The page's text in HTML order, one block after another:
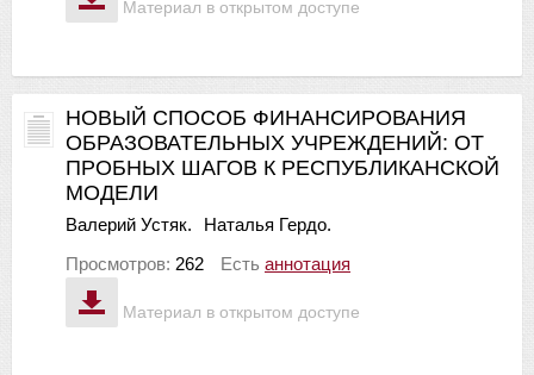
Материал в открытом доступе
Материал в открытом доступе
НОВЫЙ СПОСОБ ФИНАНСИРОВАНИЯ
ОБРАЗОВАТЕЛЬНЫХ УЧРЕЖДЕНИЙ: ОТ
ПРОБНЫХ ШАГОВ К РЕСПУБЛИКАНСКОЙ
МОДЕЛИ
Валерий Устяк.
Наталья Гердо.
Просмотров: 262 Есть аннотация